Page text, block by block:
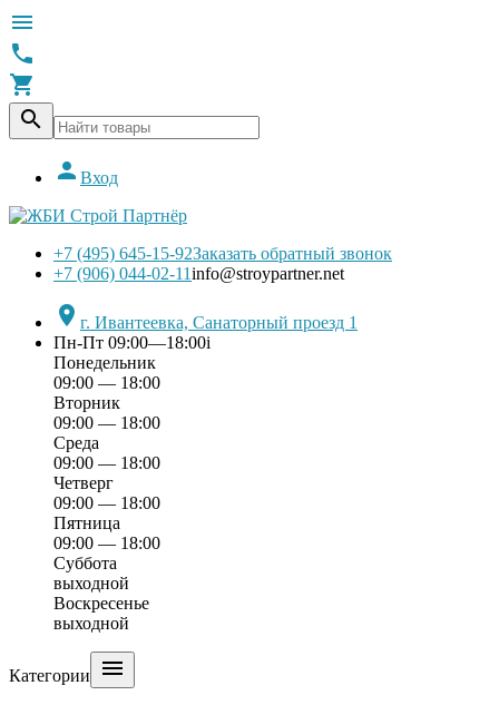




 Вход
+7 (495) 645-15-92Заказать обратный звонок
+7 (906) 044-02-11info@stroypartner.net
 г. Ивантеевка, Санаторный проезд 1
Пн-Пт 09:00—18:00i
Понедельник
09:00 — 18:00
Вторник
09:00 — 18:00
Среда
09:00 — 18:00
Четверг
09:00 — 18:00
Пятница
09:00 — 18:00
Суббота
выходной
Воскресенье
выходной
Категории 